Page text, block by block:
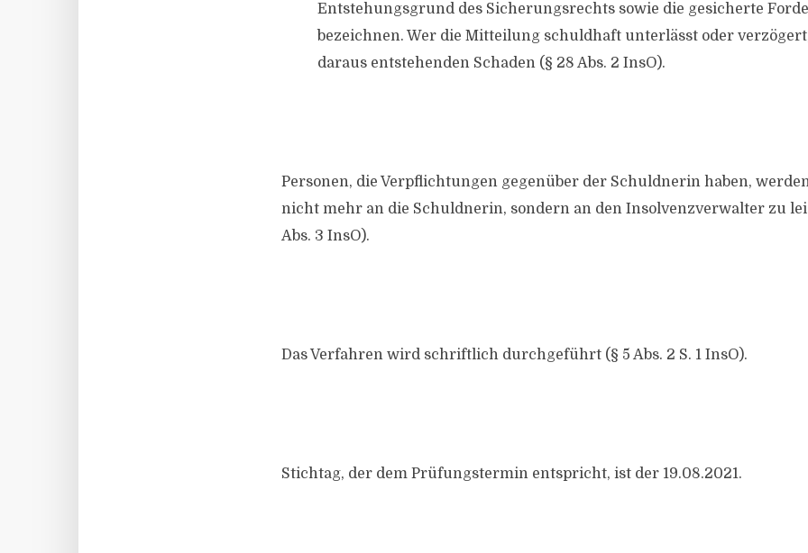
Entstehungsgrund des Sicherungsrechts sowie die gesicherte
bezeichnen. Wer die Mitteilung schuldhaft unterlässt oder
daraus entstehenden Schaden (§ 28 Abs. 2 InsO).
Personen, die Verpflichtungen gegenüber der Schuldnerin haben,
nicht mehr an die Schuldnerin, sondern an den Insolvenzverwalter zu
Abs. 3 InsO).
Das Verfahren wird schriftlich durchgeführt (§ 5 Abs. 2 S. 1 InsO).
Stichtag, der dem Prüfungstermin entspricht, ist der 19.08.2021.